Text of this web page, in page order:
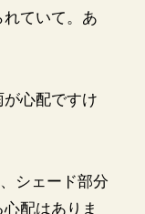
ていて。あ
心配ですけ
シェード部分
配はありま